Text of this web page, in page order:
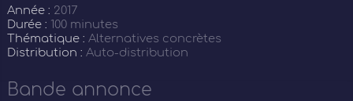
Année : 2017
Durée : 100 minutes
Thématique : Alternatives concrètes
Distribution : Auto-distribution
Bande annonce